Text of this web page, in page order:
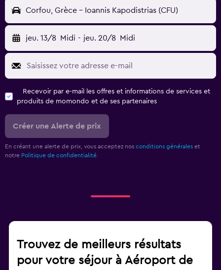
Corfou, Grèce - Ioannis Kapodistrias (CFU)
jeu. 13/8 Midi - jeu. 20/8 Midi
Recevoir par e-mail les offres et informations de services et
produits de momondo et de ses partenaires
Créer une Alerte de prix
En créant une alerte de prix, vous acceptez nos conditions générales et
notre Politique de confidentialité.
Trouvez de meilleurs résultats
pour votre séjour à Aéroport de